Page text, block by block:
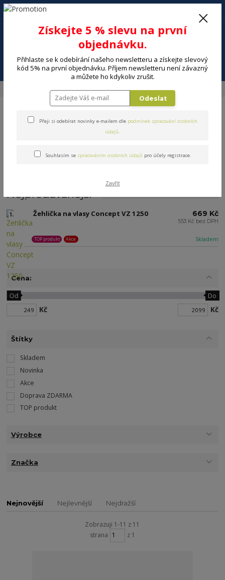
Menu
+420 602 494 600
Žehličky
Nejprodávanější
1. Žehlička na vlasy Concept VZ 1250
Skladem
TOP produkt Akce
669 Kč
553 Kč bez DPH
Cena:
Kč
Od Do
Kč
Štítky
Skladem
Novinka
Akce
Doprava ZDARMA
TOP produkt
Výrobce
Značka
Nejnovější Nejlevnější Nejdražší
Zobrazuji 1-11 z 11
strana
z 1
Získejte 5 % slevu na první
objednávku.
Přihlaste se k odebírání našeho newsletteru a získejte slevový
kód 5% na první objednávku. Příjem newsletteru není závazný
a můžete ho kdykoliv zrušit.
Odeslat
Přeji si odebírat novinky e-mailem dle podmínek zpracování osobních
údajů.
Souhlasím se zpracováním osobních údajů pro účely registrace.
Zavřít